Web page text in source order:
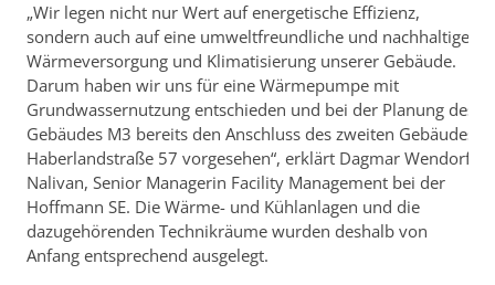
„Wir legen nicht nur Wert auf energetische Effizienz,
sondern auch auf eine umweltfreundliche und nachhaltige
Wärmeversorgung und Klimatisierung unserer Gebäude.
Darum haben wir uns für eine Wärmepumpe mit
Grundwassernutzung entschieden und bei der Planung des
Gebäudes M3 bereits den Anschluss des zweiten Gebäudes
Haberlandstraße 57 vorgesehen“, erklärt Dagmar Wendorf-
Nalivan, Senior Managerin Facility Management bei der
Hoffmann SE. Die Wärme- und Kühlanlagen und die
dazugehörenden Technikräume wurden deshalb von
Anfang entsprechend ausgelegt.